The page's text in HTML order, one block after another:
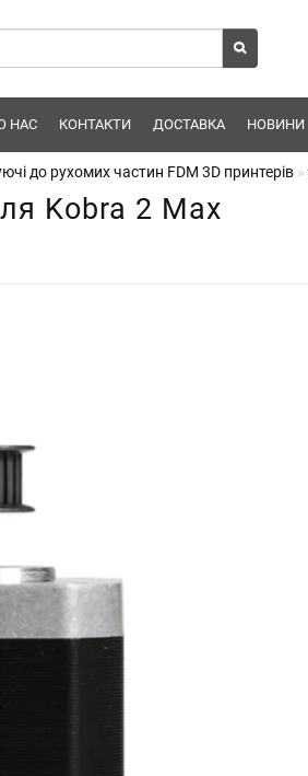
НАС КОНТАКТИ ДОСТАВКА НОВИНИ
до рухомих частин FDM 3D принтерів
Kobra 2 Max